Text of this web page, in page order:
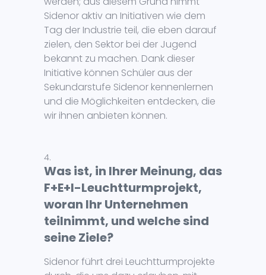
Sidenor aktiv an Initiativen wie dem
Tag der Industrie teil, die eben darauf
zielen, den Sektor bei der Jugend
bekannt zu machen. Dank dieser
Initiative können Schüler aus der
Sekundarstufe Sidenor kennenlernen
und die Möglichkeiten entdecken, die
wir ihnen anbieten können.
Was ist, in Ihrer Meinung, das
F+E+I-Leuchtturmprojekt,
woran Ihr Unternehmen
teilnimmt, und welche sind
seine Ziele?
Sidenor führt drei Leuchtturmprojekte